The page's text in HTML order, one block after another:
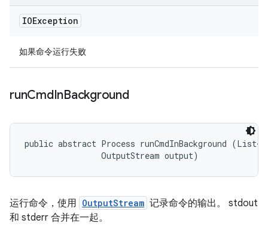
IOException
如果命令运行失败
runCmdInBackground
public abstract Process runCmdInBackground
                OutputStream output)
运行命令，使用 OutputStream 记录命令的输出。 stdout
和 stderr 合并在一起。